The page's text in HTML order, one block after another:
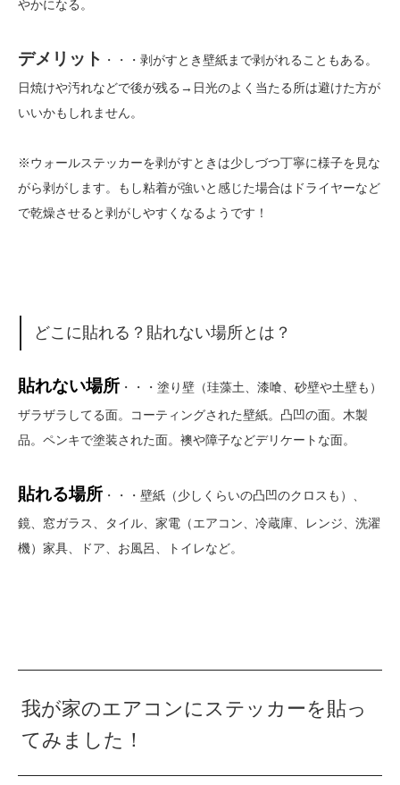
やかになる。
デメリット ・・・剥がすとき壁紙まで剥がれることもある。
日焼けや汚れなどで後が残る→日光のよく当たる所は避けた方が
いいかもしれません。
※ウォールステッカーを剥がすときは少しづつ丁寧に様子を見な
がら剥がします。もし粘着が強いと感じた場合はドライヤーなど
で乾燥させると剥がしやすくなるようです！
どこに貼れる？貼れない場所とは？
貼れない場所 ・・・塗り壁（珪藻土、漆喰、砂壁や土壁も）
ザラザラしてる面。コーティングされた壁紙。凸凹の面。木製
品。ペンキで塗装された面。襖や障子などデリケートな面。
貼れる場所 ・・・壁紙（少しくらいの凸凹のクロスも）、
鏡、窓ガラス、タイル、家電（エアコン、冷蔵庫、レンジ、洗濯
機）家具、ドア、お風呂、トイレなど。
我が家のエアコンにステッカーを貼っ
てみました！